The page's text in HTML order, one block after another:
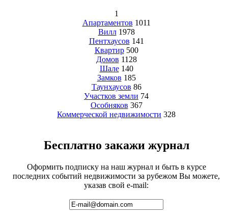
1
Апартаментов 1011
Вилл 1978
Пентхаусов 141
Квартир 500
Домов 1128
Шале 140
Замков 185
Таунхаусов 86
Участков земли 74
Особняков 367
Коммерческой недвижимости 328
Бесплатно закажи журнал
Оформить подписку на наш журнал и быть в курсе
последних событий недвижимости за рубежом Вы можете,
указав свой e-mail: